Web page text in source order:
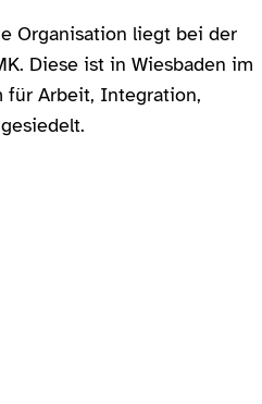
Organisation liegt bei der
Diese ist in Wiesbaden im
für Arbeit, Integration,